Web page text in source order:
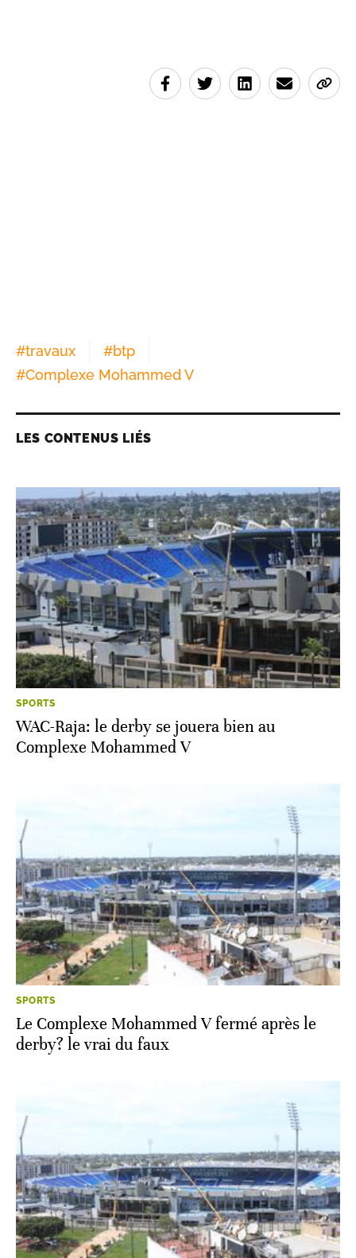
#travaux #btp
#Complexe Mohammed V
LES CONTENUS LIÉS
SPORTS
WAC-Raja: le derby se jouera bien au
Complexe Mohammed V
SPORTS
Le Complexe Mohammed V fermé après le
derby? le vrai du faux